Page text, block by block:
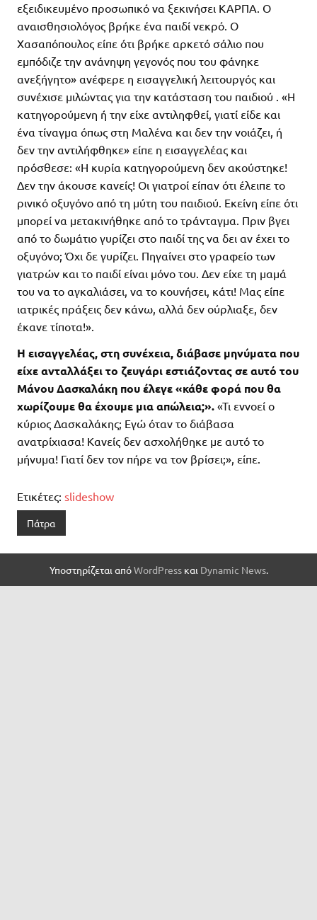
εξειδικευμένο προσωπικό να ξεκινήσει ΚΑΡΠΑ. Ο
αναισθησιολόγος βρήκε ένα παιδί νεκρό. Ο
Χασαπόπουλος είπε ότι βρήκε αρκετό σάλιο που
εμπόδιζε την ανάνηψη γεγονός που του φάνηκε
ανεξήγητο» ανέφερε η εισαγγελική λειτουργός και
συνέχισε μιλώντας για την κατάσταση του παιδιού . «Η
κατηγορούμενη ή την είχε αντιληφθεί, γιατί είδε και
ένα τίναγμα όπως στη Μαλένα και δεν την νοιάζει, ή
δεν την αντιλήφθηκε» είπε η εισαγγελέας και
πρόσθεσε: «Η κυρία κατηγορούμενη δεν ακούστηκε!
Δεν την άκουσε κανείς! Οι γιατροί είπαν ότι έλειπε το
ρινικό οξυγόνο από τη μύτη του παιδιού. Εκείνη είπε ότι
μπορεί να μετακινήθηκε από το τράνταγμα. Πριν βγει
από το δωμάτιο γυρίζει στο παιδί της να δει αν έχει το
οξυγόνο; Όχι δε γυρίζει. Πηγαίνει στο γραφείο των
γιατρών και το παιδί είναι μόνο του. Δεν είχε τη μαμά
του να το αγκαλιάσει, να το κουνήσει, κάτι! Μας είπε
ιατρικές πράξεις δεν κάνω, αλλά δεν ούρλιαξε, δεν
έκανε τίποτα!».
Η εισαγγελέας, στη συνέχεια, διάβασε μηνύματα που
είχε ανταλλάξει το ζευγάρι εστιάζοντας σε αυτό του
Μάνου Δασκαλάκη που έλεγε «κάθε φορά που θα
χωρίζουμε θα έχουμε μια απώλεια;». «Τι εννοεί ο
κύριος Δασκαλάκης; Εγώ όταν το διάβασα
ανατρίχιασα! Κανείς δεν ασχολήθηκε με αυτό το
μήνυμα! Γιατί δεν τον πήρε να τον βρίσει;», είπε.
Ετικέτες: slideshow
Πάτρα
Υποστηρίζεται απόWordPressκαι Dynamic News.